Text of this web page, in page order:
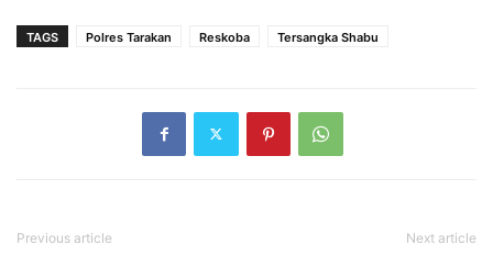
TAGS Polres Tarakan Reskoba Tersangka Shabu
Previous article Next article